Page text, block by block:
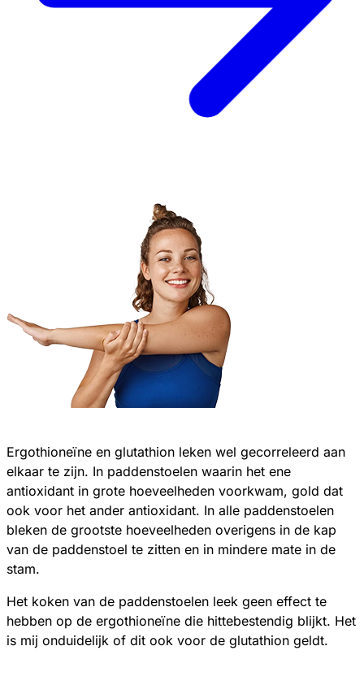
Ergothioneïne en glutathion leken wel gecorreleerd aan
elkaar te zijn. In paddenstoelen waarin het ene
antioxidant in grote hoeveelheden voorkwam, gold dat
ook voor het ander antioxidant. In alle paddenstoelen
bleken de grootste hoeveelheden overigens in de kap
van de paddenstoel te zitten en in mindere mate in de
stam.
Het koken van de paddenstoelen leek geen effect te
hebben op de ergothioneïne die hittebestendig blijkt. Het
is mij onduidelijk of dit ook voor de glutathion geldt.